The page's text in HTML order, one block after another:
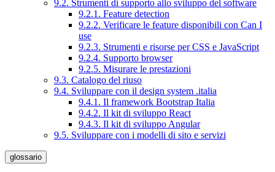
9.2. Strumenti di supporto allo sviluppo del software
9.2.1. Feature detection
9.2.2. Verificare le feature disponibili con Can I
use
9.2.3. Strumenti e risorse per CSS e JavaScript
9.2.4. Supporto browser
9.2.5. Misurare le prestazioni
9.3. Catalogo del riuso
9.4. Sviluppare con il design system .italia
9.4.1. Il framework Bootstrap Italia
9.4.2. Il kit di sviluppo React
9.4.3. Il kit di sviluppo Angular
9.5. Sviluppare con i modelli di sito e servizi
glossario